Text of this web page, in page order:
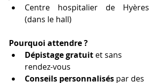
Centre hospitalier de Hyères
(dans le hall)
Pourquoi attendre ?
Dépistage gratuit et sans
rendez-vous
Conseils personnalisés par des